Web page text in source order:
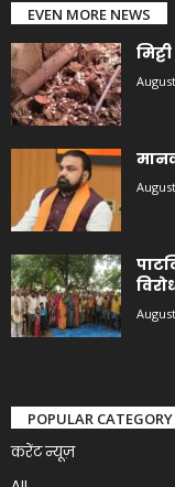
EVEN MORE NEWS
POPULAR CATEGORY
करेंट न्यूज़